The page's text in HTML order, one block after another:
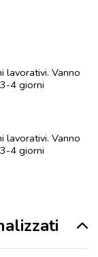
lavorativi. Vanno
4 giorni
lavorativi. Vanno
4 giorni